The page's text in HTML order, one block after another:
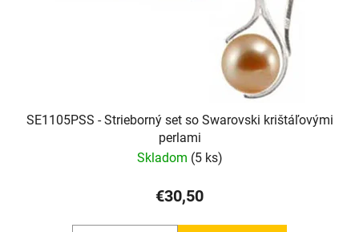
SE1105PSS - Strieborný set so Swarovski krištáľovými
perlami
Skladom (5 ks)
€30,50